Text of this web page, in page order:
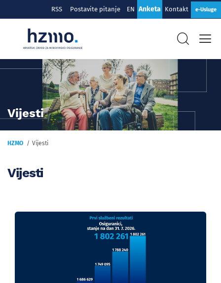
RSS Postavite pitanje EN Anketa Kontakt e-Usluge
Vijesti
HZMO Vijesti
Vijesti